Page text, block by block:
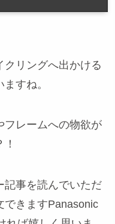
クリングへ出かける
すね。
フレームへの物欲が
記事を読んでいただ
できますPanasonic